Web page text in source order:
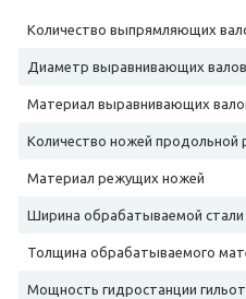
Количество выпрямляющих
Диаметр выравнивающих валов
Материал выравнивающих
Количество ножей продольной
Материал режущих ножей
Ширина обрабатываемой стали
Толщина обрабатываемого
Мощность гидростанции